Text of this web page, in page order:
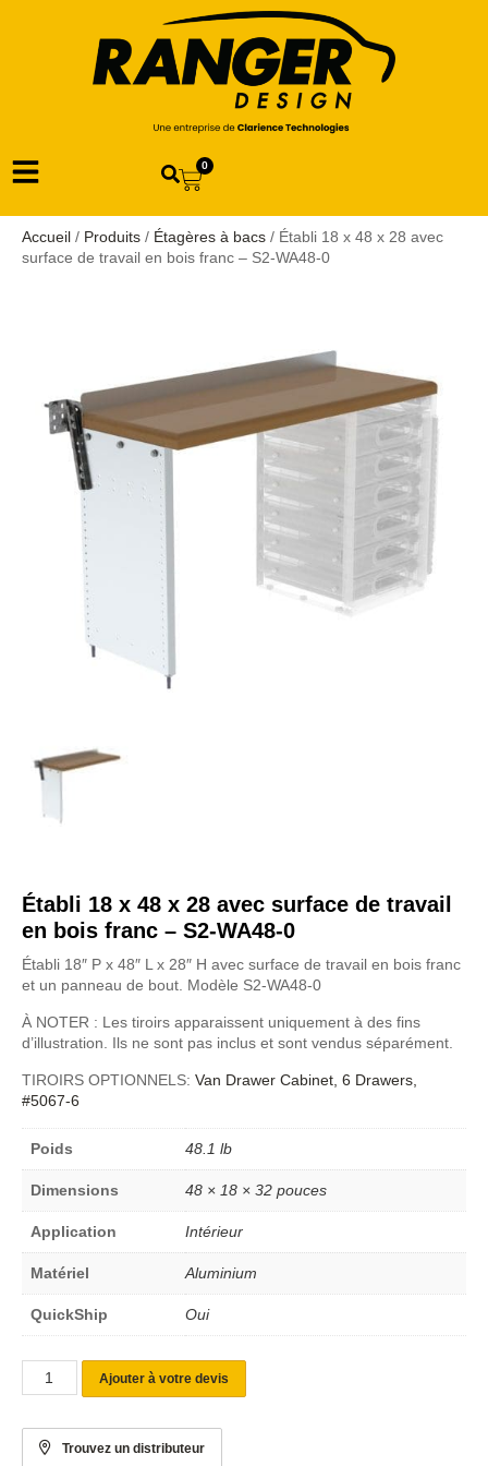
0
Accueil / Produits / Étagères à bacs / Établi 18 x 48 x 28 avec
surface de travail en bois franc – S2-WA48-0
Établi 18 x 48 x 28 avec surface de travail
en bois franc – S2-WA48-0
Établi 18″ P x 48″ L x 28″ H avec surface de travail en bois franc
et un panneau de bout. Modèle S2-WA48-0
À NOTER : Les tiroirs apparaissent uniquement à des fins
d’illustration. Ils ne sont pas inclus et sont vendus séparément.
TIROIRS OPTIONNELS: Van Drawer Cabinet, 6 Drawers,
#5067-6
Poids 48.1 lb
Dimensions 48 × 18 × 32 pouces
Application Intérieur
Matériel Aluminium
QuickShip Oui
Ajouter à votre devis
Trouvez un distributeur